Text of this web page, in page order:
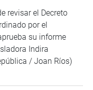
revisar el Decreto
por el
su informe
Indira
/ Joan Ríos)